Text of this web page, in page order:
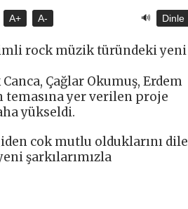
A+ A- 🔊 Dinle
rock müzik türündeki yeni
Çağlar Okumuş, Erdem
temasına yer verilen proje
yükseldi.
cok mutlu olduklarını dile
şarkılarımızla